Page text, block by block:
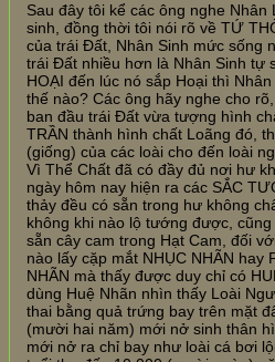
Sau đây tôi kể các ông nghe
sinh, đồng thời tôi nói rõ về TỨ
của trái Đất, Nhân Sinh mức sống
trái Đất nhiều hơn là Nhân Sinh tự
HOẠI đến lúc nó sắp Hoại thì
thế nào? Các ông hãy nghe cho
ban đầu trái Đất vừa tượng hình
TRẦN thành hình chất Loãng đó,
(giống) của các loài cho đến loài
Vì Thể Chất đã có đầy đủ nơi hư
ngày hôm nay hiện ra các SẮC
thảy đều có sẵn trong hư không
không khi nào lộ tướng được,
sẵn cây cam trong Hạt Cam, đối
nào lấy cặp mắt NHỤC NHÃN hay
NHÃN mà thấy được duy chỉ có
dùng Huệ Nhãn nhìn thấy Loài
thai bằng quả trứng bay trên mặt
(mười hai năm) mới nở sinh thân
mới nở ra chỉ bay như loài cá bơi